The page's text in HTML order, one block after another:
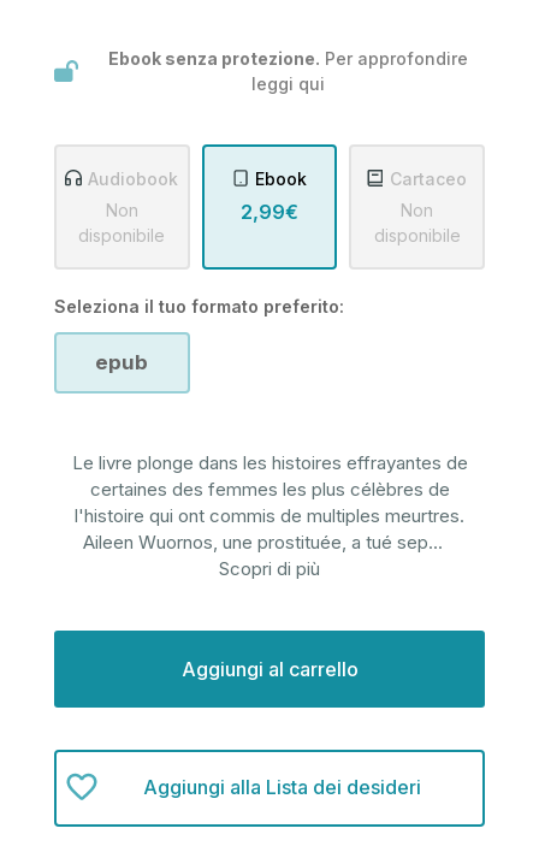
Ebook senza protezione. Per approfondire
leggi qui
Audiobook
Non
disponibile
Ebook
2,99€
Cartaceo
Non
disponibile
Seleziona il tuo formato preferito:
epub
Le livre plonge dans les histoires effrayantes de
certaines des femmes les plus célèbres de
l'histoire qui ont commis de multiples meurtres.
Aileen Wuornos, une prostituée, a tué sep...
Scopri di più
Aggiungi alla Lista dei desideri